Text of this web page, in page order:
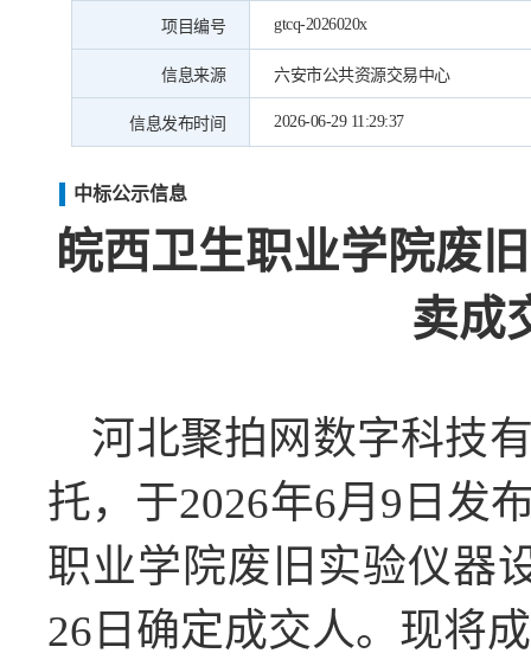
项目编号 gtcq-2026020x
信息来源 六安市公共资源交易中心
信息发布时间 2026-06-29 11:29:37
中标公示信息
皖西卫生职业学院废
卖成
河北聚拍网数字科技
托，于2026年6月9日发
职业学院废旧 实验仪器
26日确定成交人。现将